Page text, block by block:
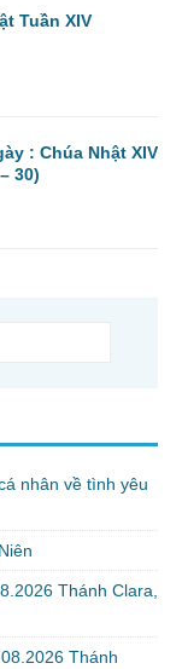
Tuần XIV
: Chúa Nhật XIV
30)
nhân về tình yêu
Thánh Clara,
Thánh